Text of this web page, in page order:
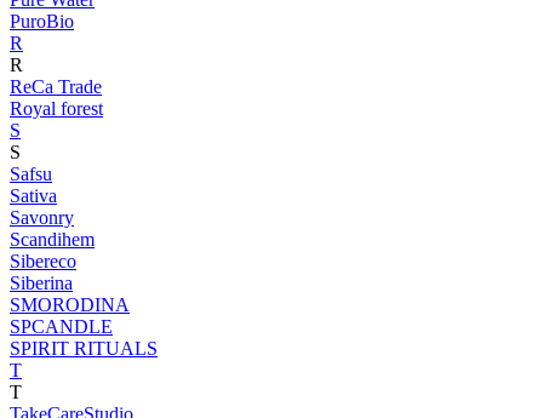
PuroBio
R
R
ReCa Trade
Royal forest
S
S
Safsu
Sativa
Savonry
Scandihem
Sibereco
Siberina
SMORODINA
SPCANDLE
SPIRIT RITUALS
T
T
TakeCareStudio